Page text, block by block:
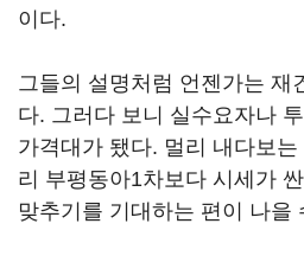
이다.
그들의 설명처럼 언젠가는 재
다. 그러다 보니 실수요자나
가격대가 됐다. 멀리 내다보
리 부평동아1차보다 시세가
맞추기를 기대하는 편이 나을